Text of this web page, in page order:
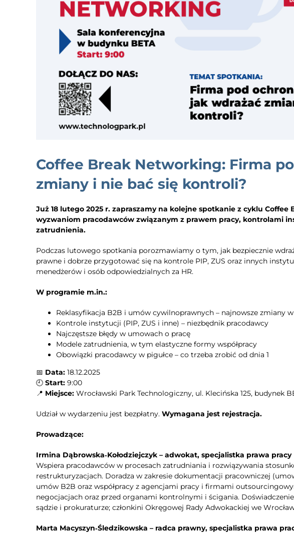
Coffee Break Networking: Firma
zmiany i nie bać się kontroli?
Już 18 lutego 2025 r. zapraszamy na kolejne spotkanie z cyklu
wyzwaniom pracodawców związanym z prawem pracy, kontrolami
zatrudnienia.
Podczas lutowego spotkania porozmawiamy o tym, jak bezpiecznie
prawne i dobrze przygotować się na kontrole PIP, ZUS oraz innych
menedżerów i osób odpowiedzialnych za HR.
W programie m.in.:
Reklasyfikacja B2B i umów cywilnoprawnych – najnowsze zmiany
Kontrole instytucji (PIP, ZUS i inne) – niezbędnik pracodawcy
Najczęstsze błędy w umowach o pracę
Modele zatrudnienia, w tym elastyczne formy współpracy
Obowiązki pracodawcy w pigułce – co trzeba zrobić od dnia 1
📅 Data:18.12.2025
🕘 Start:9:00
📍 Miejsce:Wrocławski Park Technologiczny, ul. Klecińska 125, budynek
Udział w wydarzeniu jest bezpłatny. Wymagana jest rejestracja.
Prowadzące:
Irmina Dąbrowska‑Kołodziejczyk – adwokat, specjalistka prawa pracy
Wspiera pracodawców w procesach zatrudniania i rozwiązywania
restrukturyzacjach. Doradza w zakresie dokumentacji pracowniczej
umów B2B oraz współpracy z agencjami pracy i firmami
negocjacjach oraz przed organami kontrolnymi i ścigania.
sądzie i prokuraturze; członkini Okręgowej Rady Adwokackiej we
Marta Macyszyn‑Śledzikowska – radca prawny, specjalistka prawa